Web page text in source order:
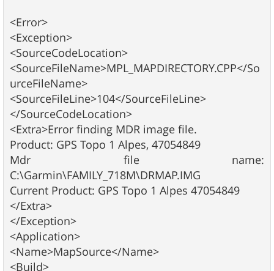
<Error>
<Exception>
<SourceCodeLocation>
<SourceFileName>MPL_MAPDIRECTORY.CPP</So
urceFileName>
<SourceFileLine>104</SourceFileLine>
</SourceCodeLocation>
<Extra>Error finding MDR image file.
Product: GPS Topo 1 Alpes, 47054849
Mdr file name:
C:\Garmin\FAMILY_718M\DRMAP.IMG
Current Product: GPS Topo 1 Alpes 47054849
</Extra>
</Exception>
<Application>
<Name>MapSource</Name>
<Build>